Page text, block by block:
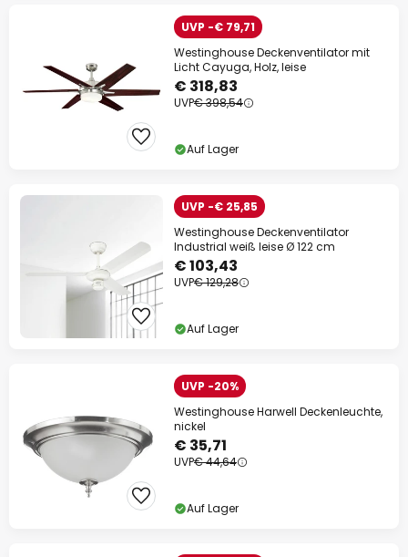
UVP -€ 79,71
Westinghouse Deckenventilator mit
Licht Cayuga, Holz, leise
€ 318,83
UVP€ 398,54
Auf Lager
UVP -€ 25,85
Westinghouse Deckenventilator
Industrial weiß leise Ø 122 cm
€ 103,43
UVP€ 129,28
Auf Lager
UVP -20%
Westinghouse Harwell Deckenleuchte,
nickel
€ 35,71
UVP€ 44,64
Auf Lager